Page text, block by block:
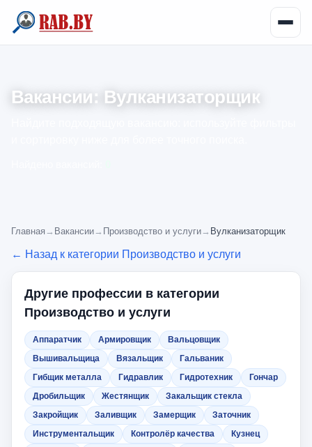
Вакансии: Вулканизаторщик
Главная → Вакансии→ Производство и услуги→ Вулканизаторщик
← Назад к категории Производство и услуги
Другие профессии в категории
Производство и услуги
Аппаратчик Армировщик
Вальцовщик
Вышивальщица
Вязальщик
Гальваник
Гибщик металла
Гидравлик Гидротехник
Гончар
Дробильщик
Жестянщик
Закальщик стекла
Закройщик
Заливщик Замерщик
Заточник
Инструментальщик
Контролёр качества
Кузнец